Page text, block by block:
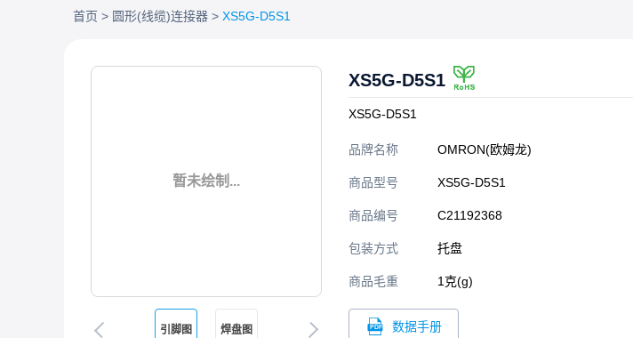
首页 圆形(线缆)连接器 XS5G-D5S1
暂未绘制...
引脚图 焊盘图
XS5G-D5S1
XS5G-D5S1
品牌名称 OMRON(欧姆龙)
商品型号 XS5G-D5S1
商品编号 C21192368
包装方式 托盘
商品毛重 1克(g)
数据手册